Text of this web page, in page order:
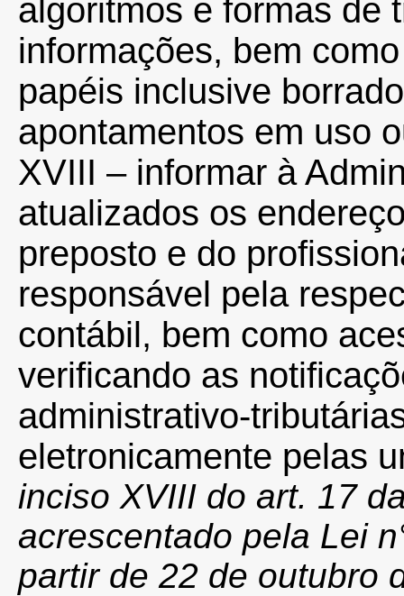
algoritmos e formas de
informações, bem
papéis inclusive
apontamentos em uso
XVIII – informar à
atualizados os
preposto e do
responsável pela
contábil, bem como
verificando as
administrativo-
eletronicamente pelas
inciso XVIII do art. 17
acrescentado pela Lei
partir de 22 de outubro